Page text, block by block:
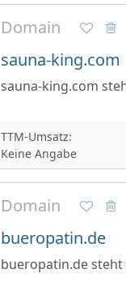
Domain
sauna-king.com
sauna-king.com
TTM-Umsatz:
Keine Angabe
Domain
bueropatin.de
bueropatin.de steht